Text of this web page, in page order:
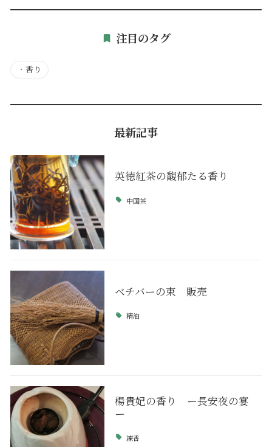
注目のタグ
・ 香り
最新記事
英徳紅茶の馥郁たる香り
中国茶
ベチバーの束 販売
精油
楊貴妃の香り ー長安夜の宴
ー
練香